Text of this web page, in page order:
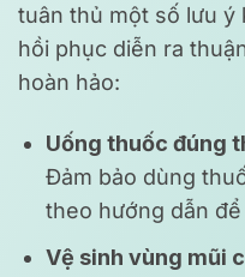
tuân thủ một số lưu ý
hồi phục diễn ra
hoàn hảo:
Uống thuốc đúng
Đảm bảo dùng
theo hướng dẫn
Vệ sinh vùng mũi